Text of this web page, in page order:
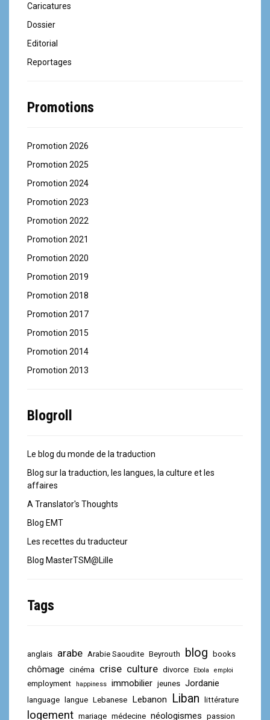
Caricatures
Dossier
Editorial
Reportages
Promotions
Promotion 2026
Promotion 2025
Promotion 2024
Promotion 2023
Promotion 2022
Promotion 2021
Promotion 2020
Promotion 2019
Promotion 2018
Promotion 2017
Promotion 2015
Promotion 2014
Promotion 2013
Blogroll
Le blog du monde de la traduction
Blog sur la traduction, les langues, la culture et les
affaires
A Translator's Thoughts
Blog EMT
Les recettes du traducteur
Blog MasterTSM@Lille
Tags
anglais arabe Arabie Saoudite Beyrouth blog books
chômage cinéma crise culture divorce Ebola emploi
employment happiness immobilier jeunes Jordanie
language langue Lebanese Lebanon Liban littérature
logement mariage médecine néologismes passion